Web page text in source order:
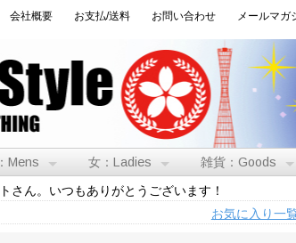
会社概要 お支払/送料 お問い合わせ メールマガ
Mens 女：Ladies 雑貨：Goods
ん。いつもありがとうございます！
お気に入り一